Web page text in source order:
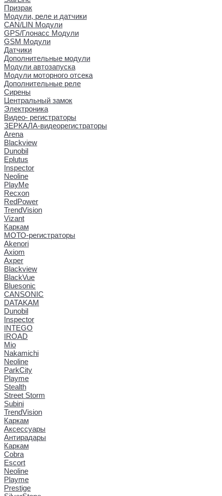
Призрак
Модули, реле и датчики
CAN/LIN Модули
GPS/Глонасс Модули
GSM Модули
Датчики
Дополнительные модули
Модули автозапуска
Модули моторного отсека
Дополнительные реле
Сирены
Центральный замок
Электроника
Видео- регистраторы
ЗЕРКАЛА-видеорегистраторы
Arena
Blackview
Dunobil
Eplutus
Inspector
Neoline
PlayMe
Recxon
RedPower
TrendVision
Vizant
Каркам
МОТО-регистраторы
Akenori
Axiom
Axper
Blackview
BlackVue
Bluesonic
CANSONIC
DATAKAM
Dunobil
Inspector
INTEGO
IROAD
Mio
Nakamichi
Neoline
ParkCity
Playme
Stealth
Street Storm
Subini
TrendVision
Каркам
Аксессуары
Антирадары
Каркам
Cobra
Escort
Neoline
Playme
Prestige